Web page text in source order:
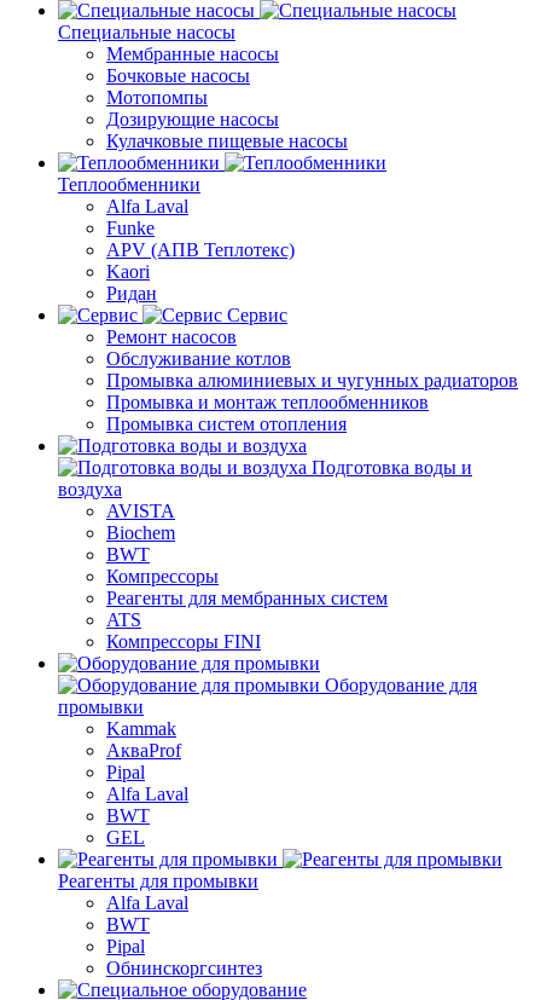
Специальные насосы
Мембранные насосы
Бочковые насосы
Мотопомпы
Дозирующие насосы
Кулачковые пищевые насосы
Теплообменники
Alfa Laval
Funke
APV (АПВ Теплотекс)
Kaori
Ридан
Сервис
Ремонт насосов
Обслуживание котлов
Промывка алюминиевых и чугунных радиаторов
Промывка и монтаж теплообменников
Промывка систем отопления
Подготовка воды и
воздуха
AVISTA
Biochem
BWT
Компрессоры
Реагенты для мембранных систем
ATS
Компрессоры FINI
Оборудование для
промывки
Kammak
АкваProf
Pipal
Alfa Laval
BWT
GEL
Реагенты для промывки
Alfa Laval
BWT
Pipal
Обнинскоргсинтез